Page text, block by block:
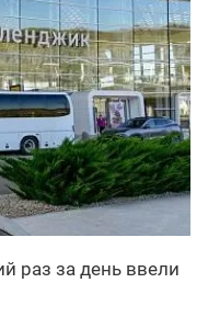
раз за день ввели